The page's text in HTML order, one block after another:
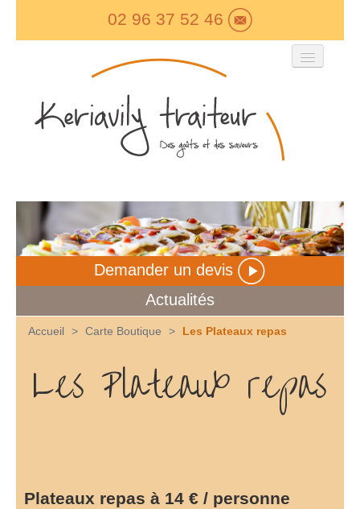
02 96 37 52 46
Keriavily Traiteur
Carte Boutique
Les Menus
Contact
Demander un devis
Actualités
Accueil > Carte Boutique > Les Plateaux repas
Les Plateaux repas
Plateaux repas à 14 € / personne